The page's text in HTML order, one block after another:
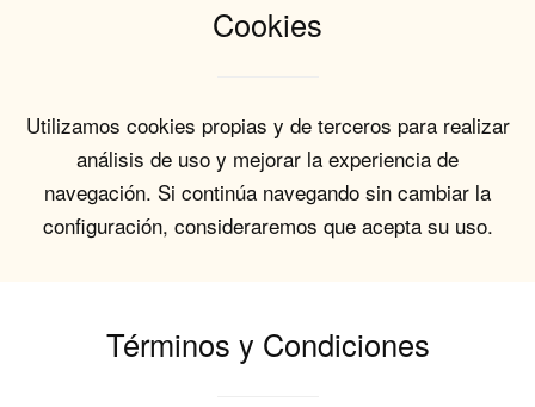
Cookies
Utilizamos cookies propias y de terceros para realizar
análisis de uso y mejorar la experiencia de
navegación. Si continúa navegando sin cambiar la
configuración, consideraremos que acepta su uso.
Términos y Condiciones